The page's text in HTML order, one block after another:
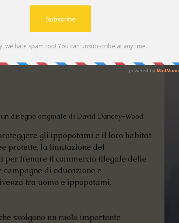
disegno originale di David Dancey-Wood
gli ippopotami e il loro habitat.
protette, la limitazione del
per frenare il commercio illegale delle
di educazione e
tra uomo e ippopotami.
svolgono un ruolo importante